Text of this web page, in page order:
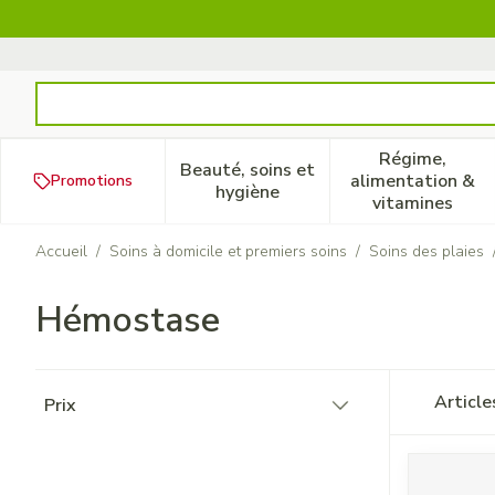
Promotions
Beauté, soins et
hygièneAfficher le sous-menu pour
Régime,
alimentation &
vitamines
Afficher
Accueil / Soins à domicile et premiers soins / Soins des plaies
Hémostase
Prix